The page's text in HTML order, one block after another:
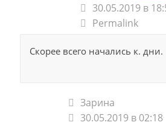
30.05.2019 в
Permalink
Скорее всего начались к. дни.
Зарина
30.05.2019 в 02:18